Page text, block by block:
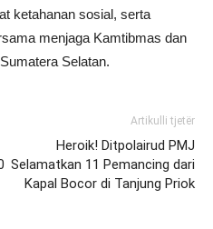
ketahanan sosial, serta
menjaga Kamtibmas dan
Selatan.
Artikulli tjetër
Heroik! Ditpolairud PMJ
Selamatkan 11 Pemancing dari
Kapal Bocor di Tanjung Priok